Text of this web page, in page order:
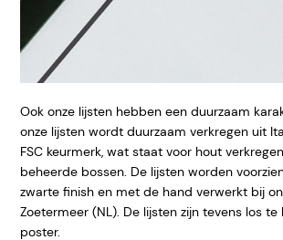
Ook onze lijsten hebben een duurzaam
onze lijsten wordt duurzaam verkregen uit
FSC keurmerk, wat staat voor hout
beheerde bossen. De lijsten worden
zwarte finish en met de hand verwerkt bij
Zoetermeer (NL). De lijsten zijn tevens los
poster.